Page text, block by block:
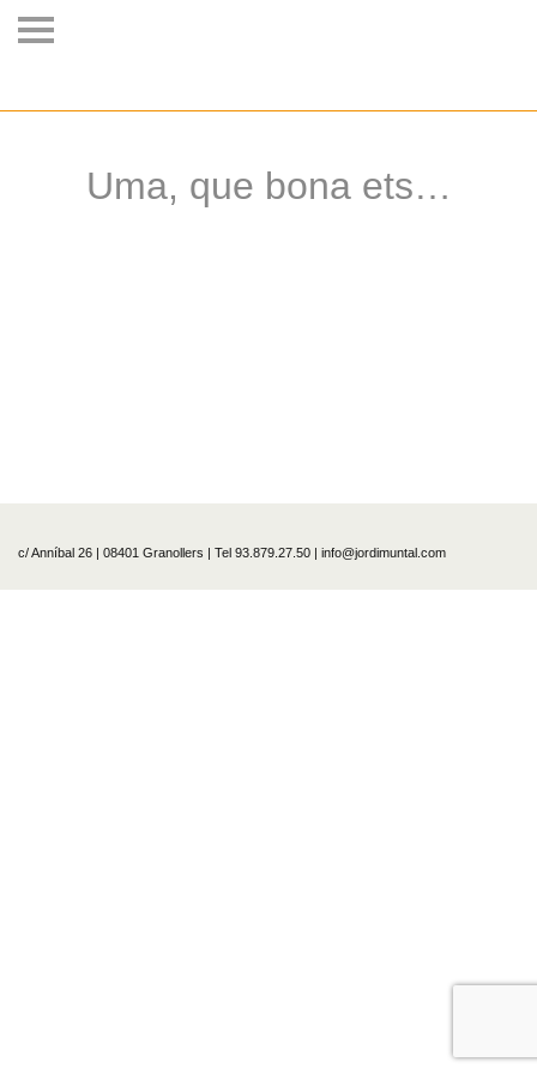
Uma, que bona ets…
c/ Anníbal 26 | 08401 Granollers | Tel 93.879.27.50 | info@jordimuntal.com